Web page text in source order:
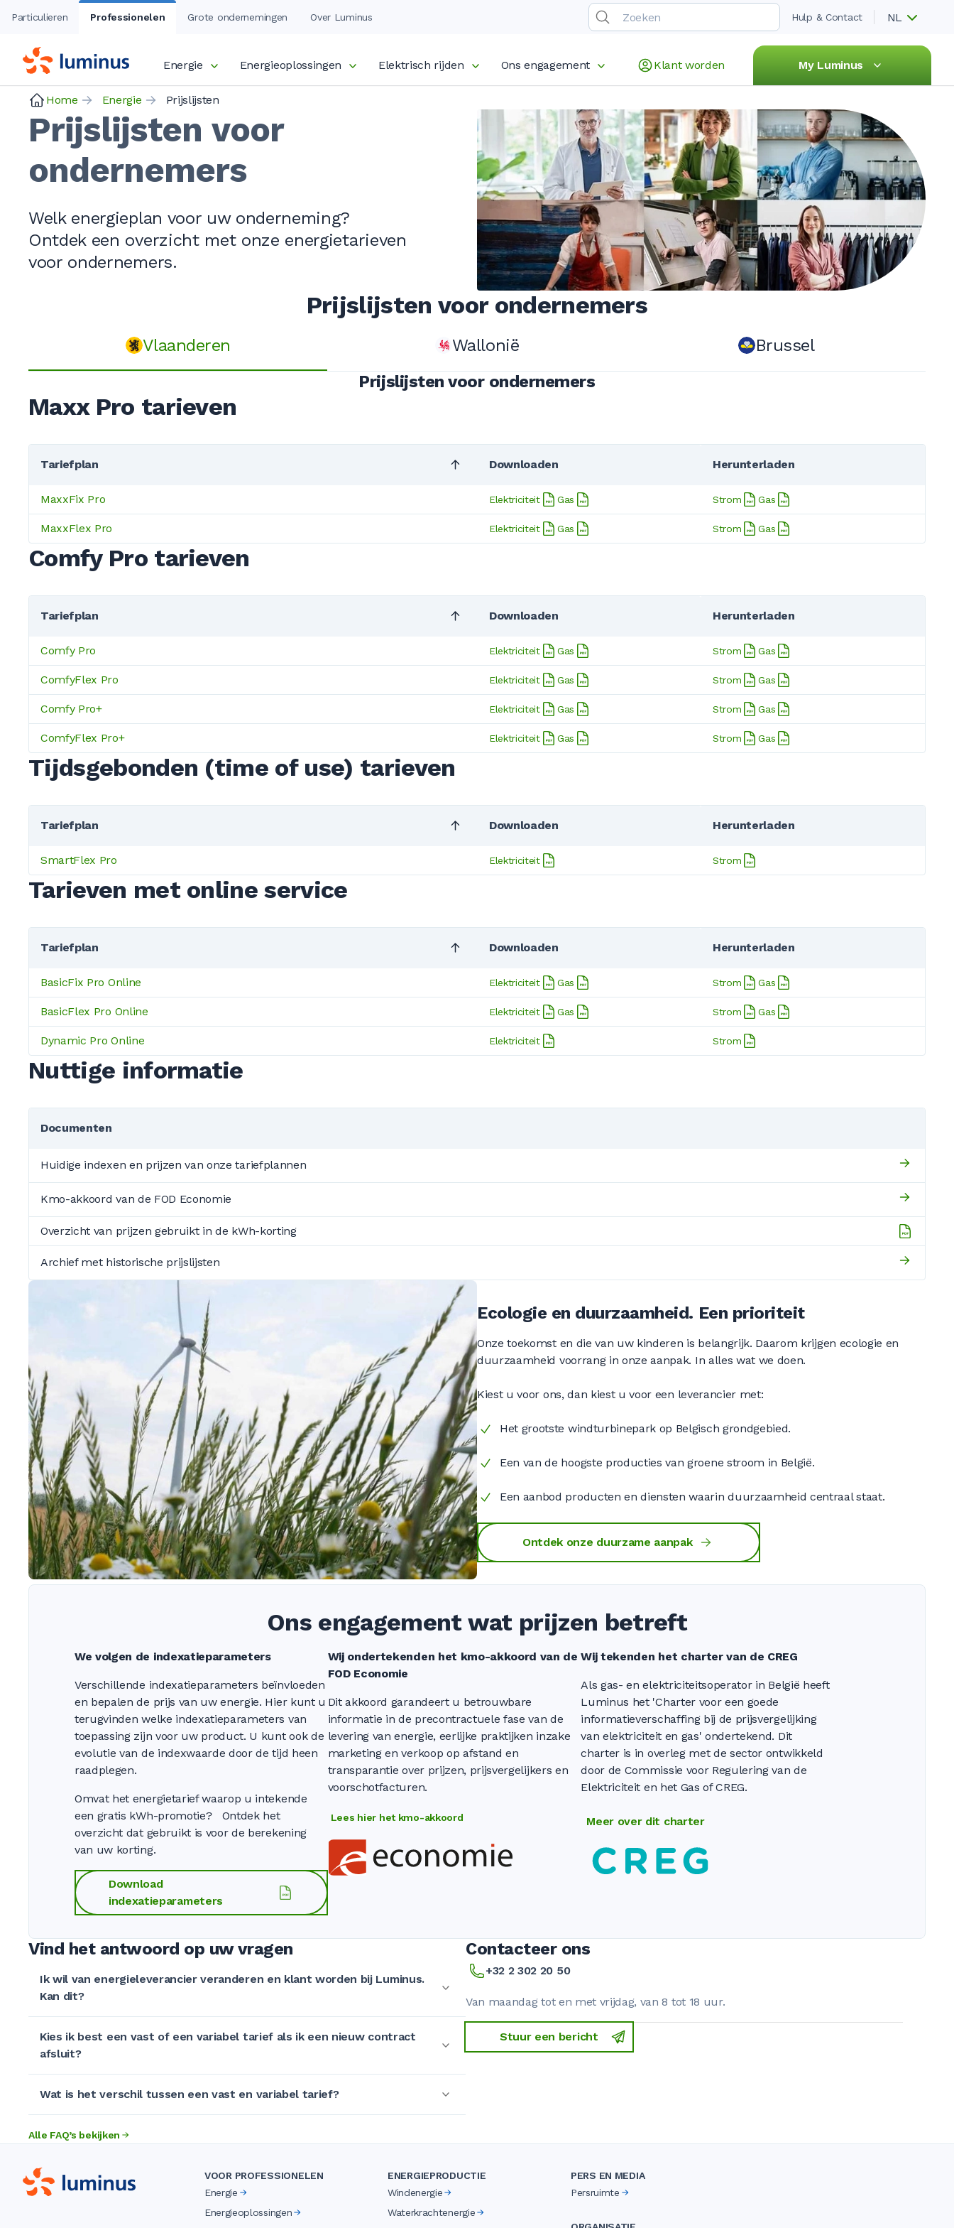
Particulieren Professionelen Grote ondernemingen Over Luminus Hulp & Contact NL
Energie Energieoplossingen Elektrisch rijden Ons engagement Klant worden My Luminus
Home Energie Prijslijsten
Prijslijsten voor
ondernemers
Welk energieplan voor uw onderneming?
Ontdek een overzicht met onze energietarieven
voor ondernemers.
Prijslijsten voor ondernemers
Vlaanderen Wallonië
Brussel
Prijslijsten voor ondernemers
Maxx Pro tarieven
Tariefplan Downloaden Herunterladen
MaxxFix Pro Elektriciteit Gas Strom Gas
MaxxFlex Pro Elektriciteit Gas Strom Gas
Comfy Pro tarieven
Tariefplan Downloaden Herunterladen
Comfy Pro Elektriciteit Gas Strom Gas
ComfyFlex Pro Elektriciteit Gas Strom Gas
Comfy Pro+ Elektriciteit Gas Strom Gas
ComfyFlex Pro+ Elektriciteit Gas Strom Gas
Tijdsgebonden (time of use) tarieven
Tariefplan Downloaden Herunterladen
SmartFlex Pro Elektriciteit Strom
Tarieven met online service
Tariefplan Downloaden Herunterladen
BasicFix Pro Online Elektriciteit Gas Strom Gas
BasicFlex Pro Online Elektriciteit Gas Strom Gas
Dynamic Pro Online Elektriciteit Strom
Nuttige informatie
Documenten
Huidige indexen en prijzen van onze tariefplannen
Kmo-akkoord van de FOD Economie
Overzicht van prijzen gebruikt in de kWh-korting
Archief met historische prijslijsten
Ecologie en duurzaamheid. Een prioriteit
Onze toekomst en die van uw kinderen is belangrijk. Daarom krijgen ecologie en
duurzaamheid voorrang in onze aanpak. In alles wat we doen.
Kiest u voor ons, dan kiest u voor een leverancier met:
Het grootste windturbinepark op Belgisch grondgebied.
Een van de hoogste producties van groene stroom in België.
Een aanbod producten en diensten waarin duurzaamheid centraal staat.
Ontdek onze duurzame aanpak
Ons engagement wat prijzen betreft
We volgen de indexatieparameters
Verschillende indexatieparameters beïnvloeden
en bepalen de prijs van uw energie. Hier kunt u
terugvinden welke indexatieparameters van
toepassing zijn voor uw product. U kunt ook de
evolutie van de indexwaarde door de tijd heen
raadplegen.
Omvat het energietarief waarop u intekende
een gratis kWh-promotie? Ontdek het
overzicht dat gebruikt is voor de berekening
van uw korting.
Download
indexatieparameters
Wij ondertekenden het kmo-akkoord van de
FOD Economie
Dit akkoord garandeert u betrouwbare
informatie in de precontractuele fase van de
levering van energie, eerlijke praktijken inzake
marketing en verkoop op afstand en
transparantie over prijzen, prijsvergelijkers en
voorschotfacturen.
Lees hier het kmo-akkoord
Wij tekenden het charter van de CREG
Als gas- en elektriciteitsoperator in België heeft
Luminus het 'Charter voor een goede
informatieverschaffing bij de prijsvergelijking
van elektriciteit en gas' ondertekend. Dit
charter is in overleg met de sector ontwikkeld
door de Commissie voor Regulering van de
Elektriciteit en het Gas of CREG.
Meer over dit charter
Vind het antwoord op uw vragen
Ik wil van energieleverancier veranderen en klant worden bij Luminus.
Kan dit?
Kies ik best een vast of een variabel tarief als ik een nieuw contract
afsluit?
Wat is het verschil tussen een vast en variabel tarief?
Alle FAQ’s bekijken
Contacteer ons
+32 2 302 20 50
Van maandag tot en met vrijdag, van 8 tot 18 uur.
Stuur een bericht
VOOR PROFESSIONELEN
Energie
Energieoplossingen
ENERGIEPRODUCTIE
Windenergie
Waterkrachtenergie
PERS EN MEDIA
Persruimte